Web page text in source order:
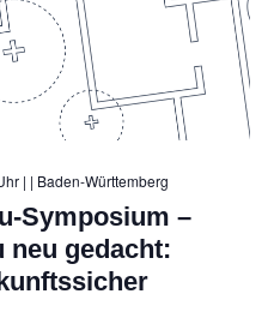
| | Baden-Württemberg
Symposium –
neu gedacht: